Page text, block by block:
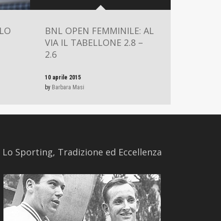
BNL OPEN FEMMINILE: AL
VIA IL TABELLONE 2.8 –
2.6
10 aprile 2015
by Barbara Masi
​Lo Sporting, Tradizione ed Eccellenza